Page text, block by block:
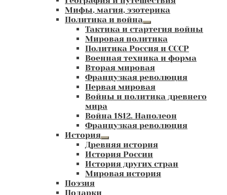
Мифы, магия, эзотерика
Политика и война
Развернутое
вложенное
меню
Тактика и стартегия войны
Мировая политика
Политика Россия и СССР
Военная техника и форма
Вторая мировая
Французкая революция
Первая мировая
Войны и политика древнего
мира
Война 1812. Наполеон
Французкая революция
История
Развернутое
вложенное
меню
Древняя история
История России
История других стран
Мировая история
Поэзия
Подарки